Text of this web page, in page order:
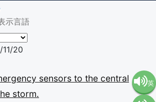
示言語
20
sensors to the central
storm.
英